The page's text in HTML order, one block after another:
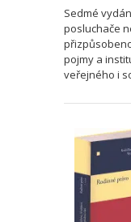
Sedmé
posluchače
pojmy a
veřejného i